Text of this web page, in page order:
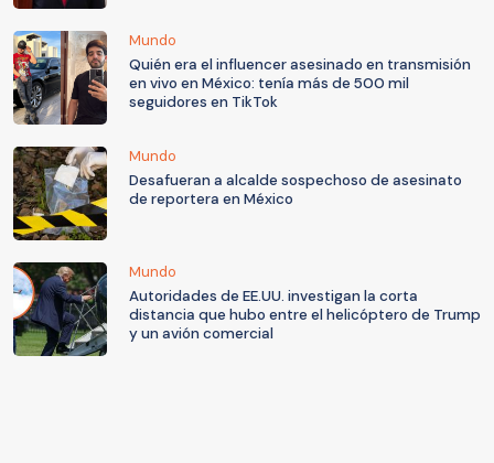
Mundo
Quién era el influencer asesinado en transmisión
en vivo en México: tenía más de 500 mil
seguidores en TikTok
Mundo
Desafueran a alcalde sospechoso de asesinato
de reportera en México
Mundo
Autoridades de EE.UU. investigan la corta
distancia que hubo entre el helicóptero de Trump
y un avión comercial